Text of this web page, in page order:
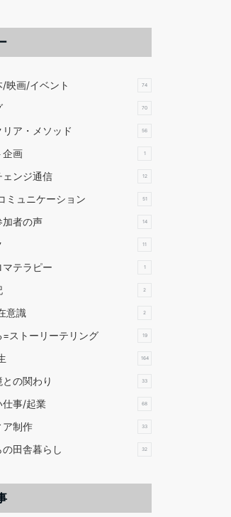
/映画/イベント 74
70
リア・メソッド 56
企画 1
ェンジ通信 12
ミュニケーション 51
加者の声 14
11
テラピー 1
2
意識 2
=ストーリーテリング 19
164
の関わり 33
仕事/起業 68
ア制作 33
の田舎暮らし 32